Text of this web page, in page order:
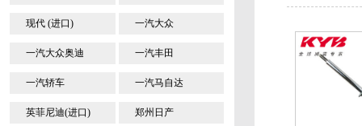
现代 (进口) 一汽大众
一汽大众奥迪 一汽丰田
一汽轿车 一汽马自达
英菲尼迪(进口) 郑州日产